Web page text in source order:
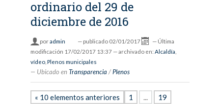
ordinario del 29 de
diciembre de 2016
poradmin — publicado 02/01/2017 — Última
modificación 17/02/2017 13:37 — archivado en: Alcaldía
vídeo, Plenos municipales
Ubicado en Transparencia /Plenos
« 10 elementos anteriores
1 ...
19